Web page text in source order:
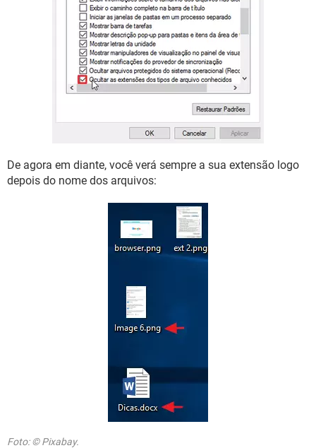
De agora em diante, você verá sempre a sua extensão logo
depois do nome dos arquivos:
Foto: © Pixabay.